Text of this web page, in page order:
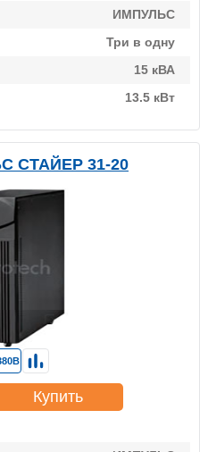
ИМПУЛЬС
Три в одну
15 кВА
13.5 кВт
СТАЙЕР 31-20
Купить